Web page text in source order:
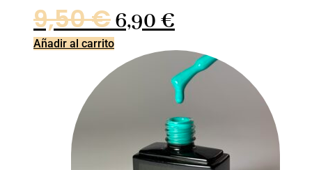
9,50€El
precio
original
9,50 €.
6,90€
precio
actual
es:
6,90 €.
Añadir al carrito